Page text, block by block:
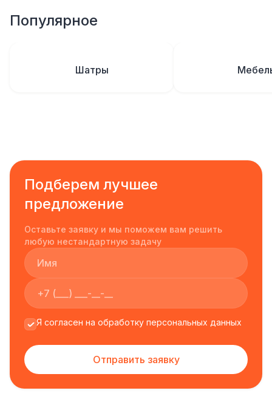
Популярное
Шатры
Подберем лучшее
предложение
Оставьте заявку и мы поможем вам решить
любую нестандартную задачу
Я согласен на обработку персональных данных
Отправить заявку